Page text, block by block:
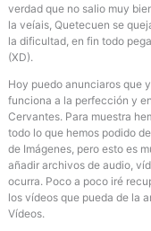
verdad que no salio muy
la veíais, Quetecuen se
la dificultad, en fin todo
(XD).
Hoy puedo anunciaros que
funciona a la perfección y
Cervantes. Para muestra
todo lo que hemos podido
de Imágenes, pero esto es
añadir archivos de audio,
ocurra. Poco a poco iré
los vídeos que pueda de la
Vídeos.